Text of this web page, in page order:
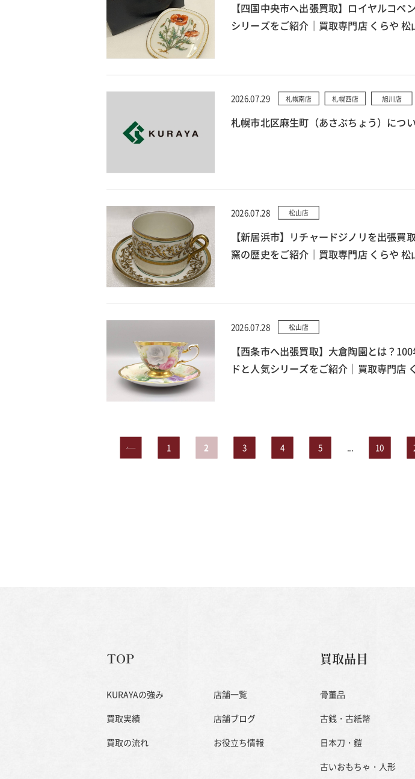
【四国中央市へ出張買取】ロイヤルコペ
シリーズをご紹介｜買取専門店 くらや 松
2026.07.29 札幌南店 札幌西店 旭川店
札幌市北区麻生町（あさぶちょう）につ
2026.07.28 松山店
【新居浜市】リチャードジノリを出張買
窯の歴史をご紹介｜買取専門店 くらや 松
2026.07.28 松山店
【西条市へ出張買取】大倉陶園とは？
ドと人気シリーズをご紹介｜買取専門店
« 1 2 3 4 5 10
TOP
KURAYAの強み
買取実績
買取の流れ
店舗一覧
店舗ブログ
お役立ち情報
買取品目
骨董品
古銭・古紙幣
日本刀・鎧
古いおもちゃ・人形